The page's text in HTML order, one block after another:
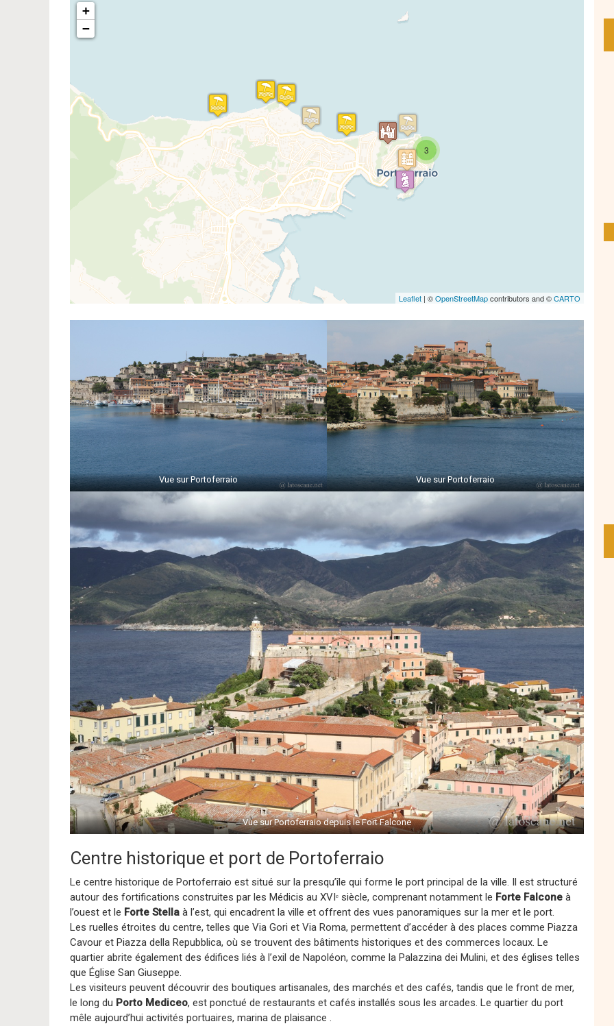
Travelers' Map is loading...
If you see this after your page is loaded completely, leafletJS files are
missing.
3
+
−
Leaflet | ©OpenStreetMapcontributors and ©CARTO
Vue sur Portoferraio Vue sur Portoferraio
Vue sur Portoferraio depuis le Fort Falcone
Centre historique et port de Portoferraio
Le centre historique de Portoferraio est situé sur la presqu’île qui forme le port principal de la ville. Il est structuré
autour des fortifications construites par les Médicis au XVIᵉ siècle, comprenant notamment le Forte Falcone à
l’ouest et le Forte Stella à l’est, qui encadrent la ville et offrent des vues panoramiques sur la mer et le port.
Les ruelles étroites du centre, telles que Via Gori et Via Roma, permettent d’accéder à des places comme Piazza
Cavour et Piazza della Repubblica, où se trouvent des bâtiments historiques et des commerces locaux. Le
quartier abrite également des édifices liés à l’exil de Napoléon, comme la Palazzina dei Mulini, et des églises telles
que Église San Giuseppe.
Les visiteurs peuvent découvrir des boutiques artisanales, des marchés et des cafés, tandis que le front de mer,
le long du Porto Mediceo, est ponctué de restaurants et cafés installés sous les arcades. Le quartier du port
mêle aujourd’hui activités portuaires, marina de plaisance .